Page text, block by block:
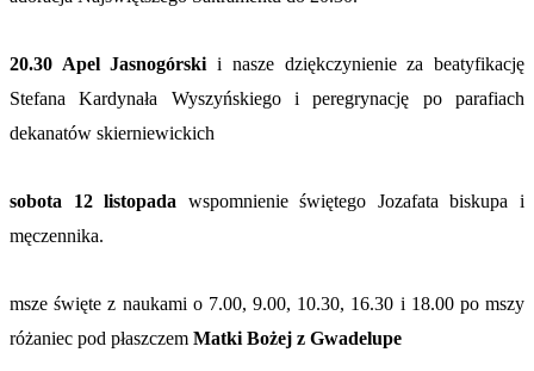
20.30 Apel Jasnogórski i nasze dziękczynienie za beatyfikację
Stefana Kardynała Wyszyńskiego i peregrynację po parafiach
dekanatów skierniewickich
sobota 12 listopada wspomnienie świętego Jozafata biskupa i
męczennika.
msze święte z naukami o 7.00, 9.00, 10.30, 16.30 i 18.00 po mszy
różaniec pod płaszczem Matki Bożej z Gwadelupe